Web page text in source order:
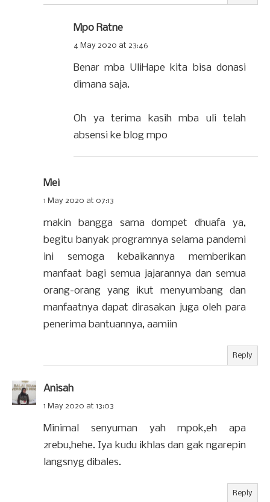
Mpo Ratne
4 May 2020 at 23:46
Benar mba UliHape kita bisa donasi
dimana saja.
Oh ya terima kasih mba uli telah
absensi ke blog mpo
Mei
1 May 2020 at 07:13
makin bangga sama dompet dhuafa ya,
begitu banyak programnya selama pandemi
ini semoga kebaikannya memberikan
manfaat bagi semua jajarannya dan semua
orang-orang yang ikut menyumbang dan
manfaatnya dapat dirasakan juga oleh para
penerima bantuannya, aamiin
Reply
Anisah
1 May 2020 at 13:03
Minimal senyuman yah mpok,eh apa
2rebu,hehe. Iya kudu ikhlas dan gak ngarepin
langsnyg dibales.
Reply